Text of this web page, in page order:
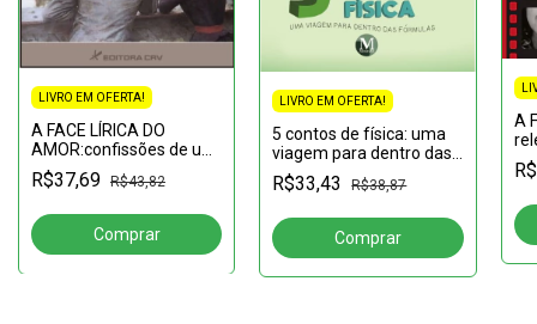
LIVRO EM OFERTA!
A FACE LÍRICA DO
AMOR:confissões de um
poeta
R$37,69 R$43,82
LIVRO EM OFERTA!
5 contos de física: uma
viagem para dentro das
fórmulas
R$33,43 R$38,87
A